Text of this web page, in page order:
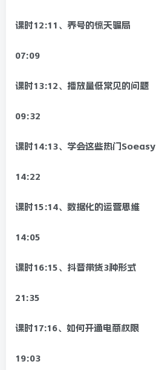
课时12:11、养号的惊天骗局
07:09
课时13:12、播放量低常见的问题
09:32
课时14:13、学会这些热门Soeasy
14:22
课时15:14、数据化的运营思维
14:05
课时16:15、抖音带货3种形式
21:35
课时17:16、如何开通电商权限
19:03